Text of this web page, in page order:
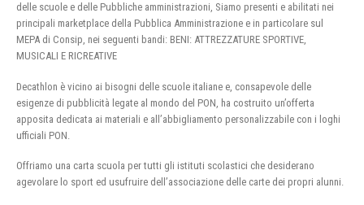
delle scuole e delle Pubbliche amministrazioni, Siamo presenti e abilitati nei
principali marketplace della Pubblica Amministrazione e in particolare sul
MEPA di Consip, nei seguenti bandi: BENI: ATTREZZATURE SPORTIVE,
MUSICALI E RICREATIVE
Decathlon è vicino ai bisogni delle scuole italiane e, consapevole delle
esigenze di pubblicità legate al mondo del PON, ha costruito un’offerta
apposita dedicata ai materiali e all’abbigliamento personalizzabile con i loghi
ufficiali PON.
Offriamo una carta scuola per tutti gli istituti scolastici che desiderano
agevolare lo sport ed usufruire dell’associazione delle carte dei propri alunni.